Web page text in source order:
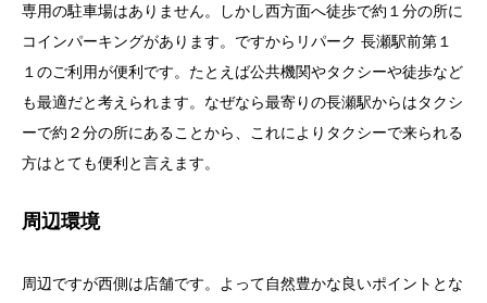
専用の駐車場はありません。しかし西方面へ徒歩で約１分の所に
コインパーキングがあります。ですからリパーク 長瀬駅前第１
１のご利用が便利です。たとえば公共機関やタクシーや徒歩など
も最適だと考えられます。なぜなら最寄りの長瀬駅からはタクシ
ーで約２分の所にあることから、これによりタクシーで来られる
方はとても便利と言えます。
周辺環境
周辺ですが西側は店舗です。よって自然豊かな良いポイントとな